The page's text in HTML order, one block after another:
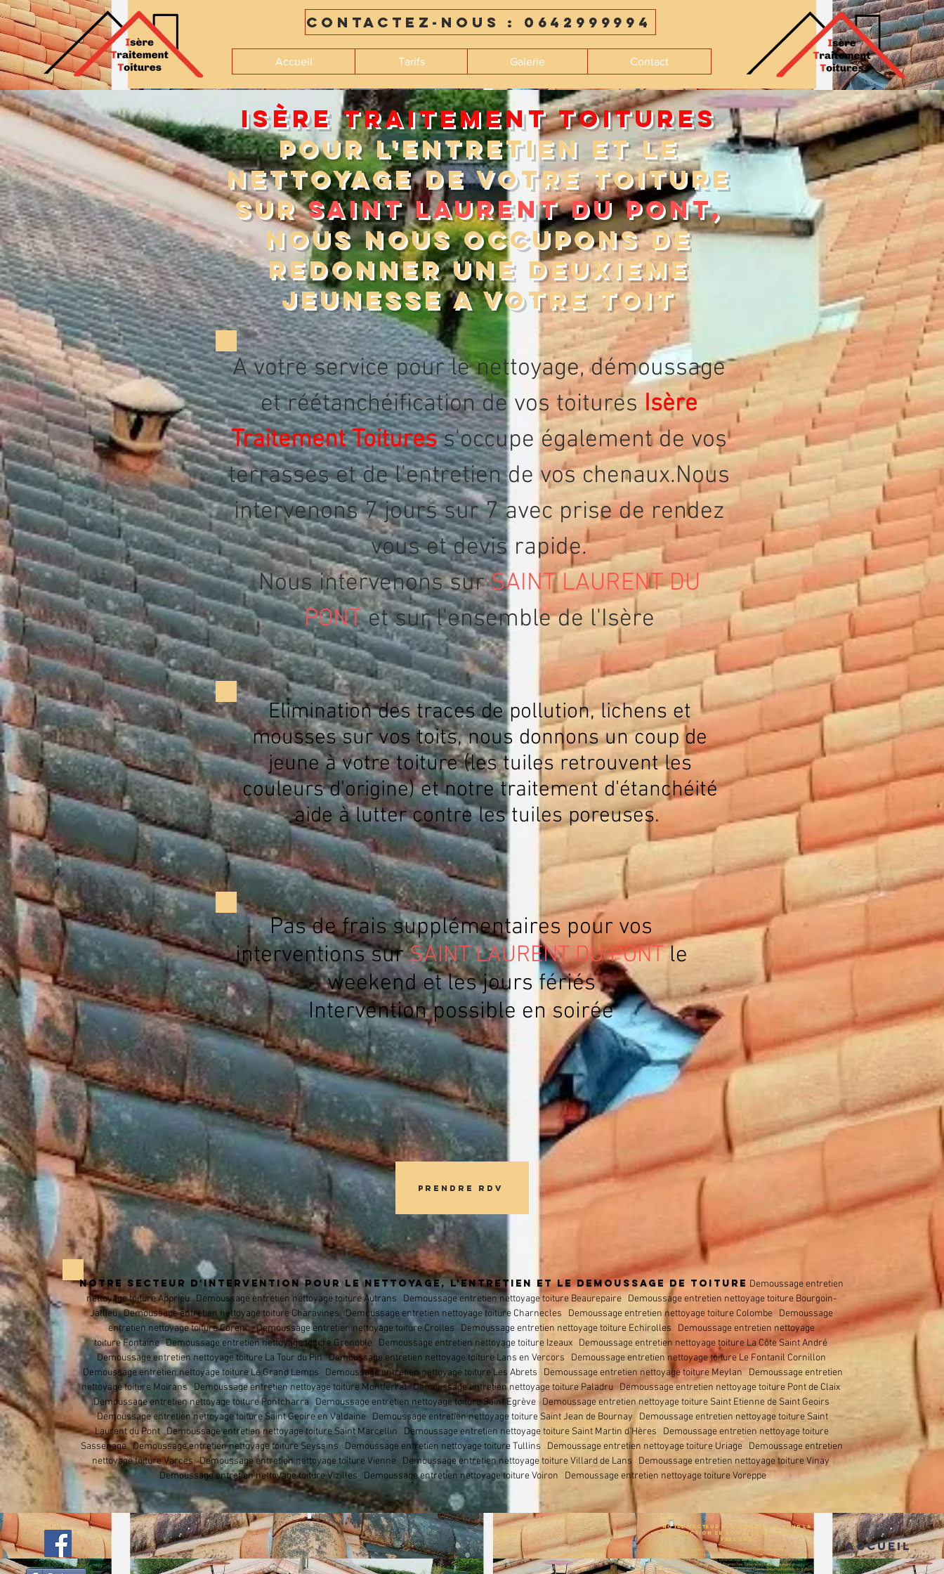
Contactez-nous : 0642999994
Accueil Tarifs Galerie Contact
ISÈRE TRAITEMENT TOITURES
POUR L'ENTRETIEN ET LE
NETTOYAGE DE VOTRE TOITURE
surSAINT LAURENT DU PONT,
NOUS NOUS OCCUPONS DE
REDONNER UNE DEUXIEME
JEUNESSE A VOTRE TOIT
A votre service pour le nettoyage, démoussage
et réétanchéification de vos toituresIsère
Traitement Toituress'occupe également de vos
terrasses et de l'entretien de vos chenaux.Nous
intervenons 7 jours sur 7 avec prise de rendez
vous et devis rapide.
Nous intervenons surSAINT LAURENT DU
PONTet sur l'ensemble de l'Isère
Elimination des traces de pollution, lichens et
mousses sur vos toits, nous donnons un coup de
jeune à votre toiture (les tuiles retrouvent les
couleurs d'origine) et notre traitement d'étanchéité
aide à lutter contre les tuiles poreuses.
Pas de frais supplémentaires pour vos
interventions surSAINT LAURENT DU PONTle
weekend et les jours fériés
Intervention possible en soirée
Prendre RDV
NOTRE SECTEUR D'INTERVENTION POUR LE NETTOYAGE, L'ENTRETIEN ET LE DEMOUSSAGE DE TOITURE Demoussage entretien
nettoyage toiture Apprieu Demoussage entretien nettoyage toitureAutrans Demoussage entretien nettoyage toiture Beaurepaire Demoussage entretien nettoyage toiture Bourgoin-
Jallieu Demoussage entretien nettoyage toiture Charavines Demoussage entretien nettoyage toitureCharnecles Demoussage entretien nettoyage toitureColombe Demoussage
entretien nettoyage toitureCorenc Demoussage entretien nettoyage toitureCrolles Demoussage entretien nettoyage toiture Echirolles
Demoussage entretien nettoyage
toitureFontaine Demoussage entretien nettoyage toiture Grenoble Demoussage entretien nettoyage toiture Izeaux Demoussage entretien nettoyage toiture La Côte Saint André
Demoussage entretien nettoyage toiture La Tour du Pin Demoussage entretien nettoyage toiture Lans en Vercors Demoussage entretien nettoyage toiture Le Fontanil Cornillon
Demoussage entretien nettoyage toiture Le Grand Lemps Demoussage entretien nettoyage toiture Les Abrets Demoussage entretien nettoyage toiture Meylan Demoussage entretien
nettoyage toiture Moirans Demoussage entretien nettoyage toiture Montferrat Demoussage entretien nettoyage toiture Paladru Demoussage entretien nettoyage toiture Pont de Claix
Demoussage entretien nettoyage toiture Pontcharra Demoussage entretien nettoyage toiture Saint Egrève Demoussage entretien nettoyage toiture Saint Etienne de Saint Geoirs
Demoussage entretien nettoyage toiture Saint Geoire en Valdaine Demoussage entretien nettoyage toiture Saint Jean de Bournay Demoussage entretien nettoyage toiture Saint
Laurent du Pont Demoussage entretien nettoyage toiture Saint Marcellin Demoussage entretien nettoyage toiture Saint Martin d’Hères Demoussage entretien nettoyagetoiture
Sassenage Demoussage entretien nettoyage toiture Seyssins Demoussage entretien nettoyage toiture Tullins Demoussage entretien nettoyage toiture Uriage Demoussage entretien
nettoyage toiture Varces Demoussage entretien nettoyage toiture Vienne Demoussage entretien nettoyage toiture Villard de Lans Demoussage entretien nettoyage toiture Vinay
Demoussage entretien nettoyage toiture Vizilles Demoussage entretien nettoyage toiture Voiron Demoussage entretien nettoyage toiture Voreppe
NOTRE SECTEUR D'INTERVENTION POUR LA
DESTRUCTION DE VOS NIDS DE GUEPES ET
FRELONS
Destruction nids de guêpes et frelons ApprieuDestruction nids de guêpes et
Destruction nids de guêpes et frelonsBeaurepaire Destruction nids de
guêpes et frelons Bourgoin-JallieuDestruction nids de guêpes et frelonsCharavines
Destruction nids de guêpes et frelonsCharnecles Destruction nids de guêpes et
frelonsColombe Destruction nids de guêpes et frelonsCorencDestruction nids de guêpes
Accueil